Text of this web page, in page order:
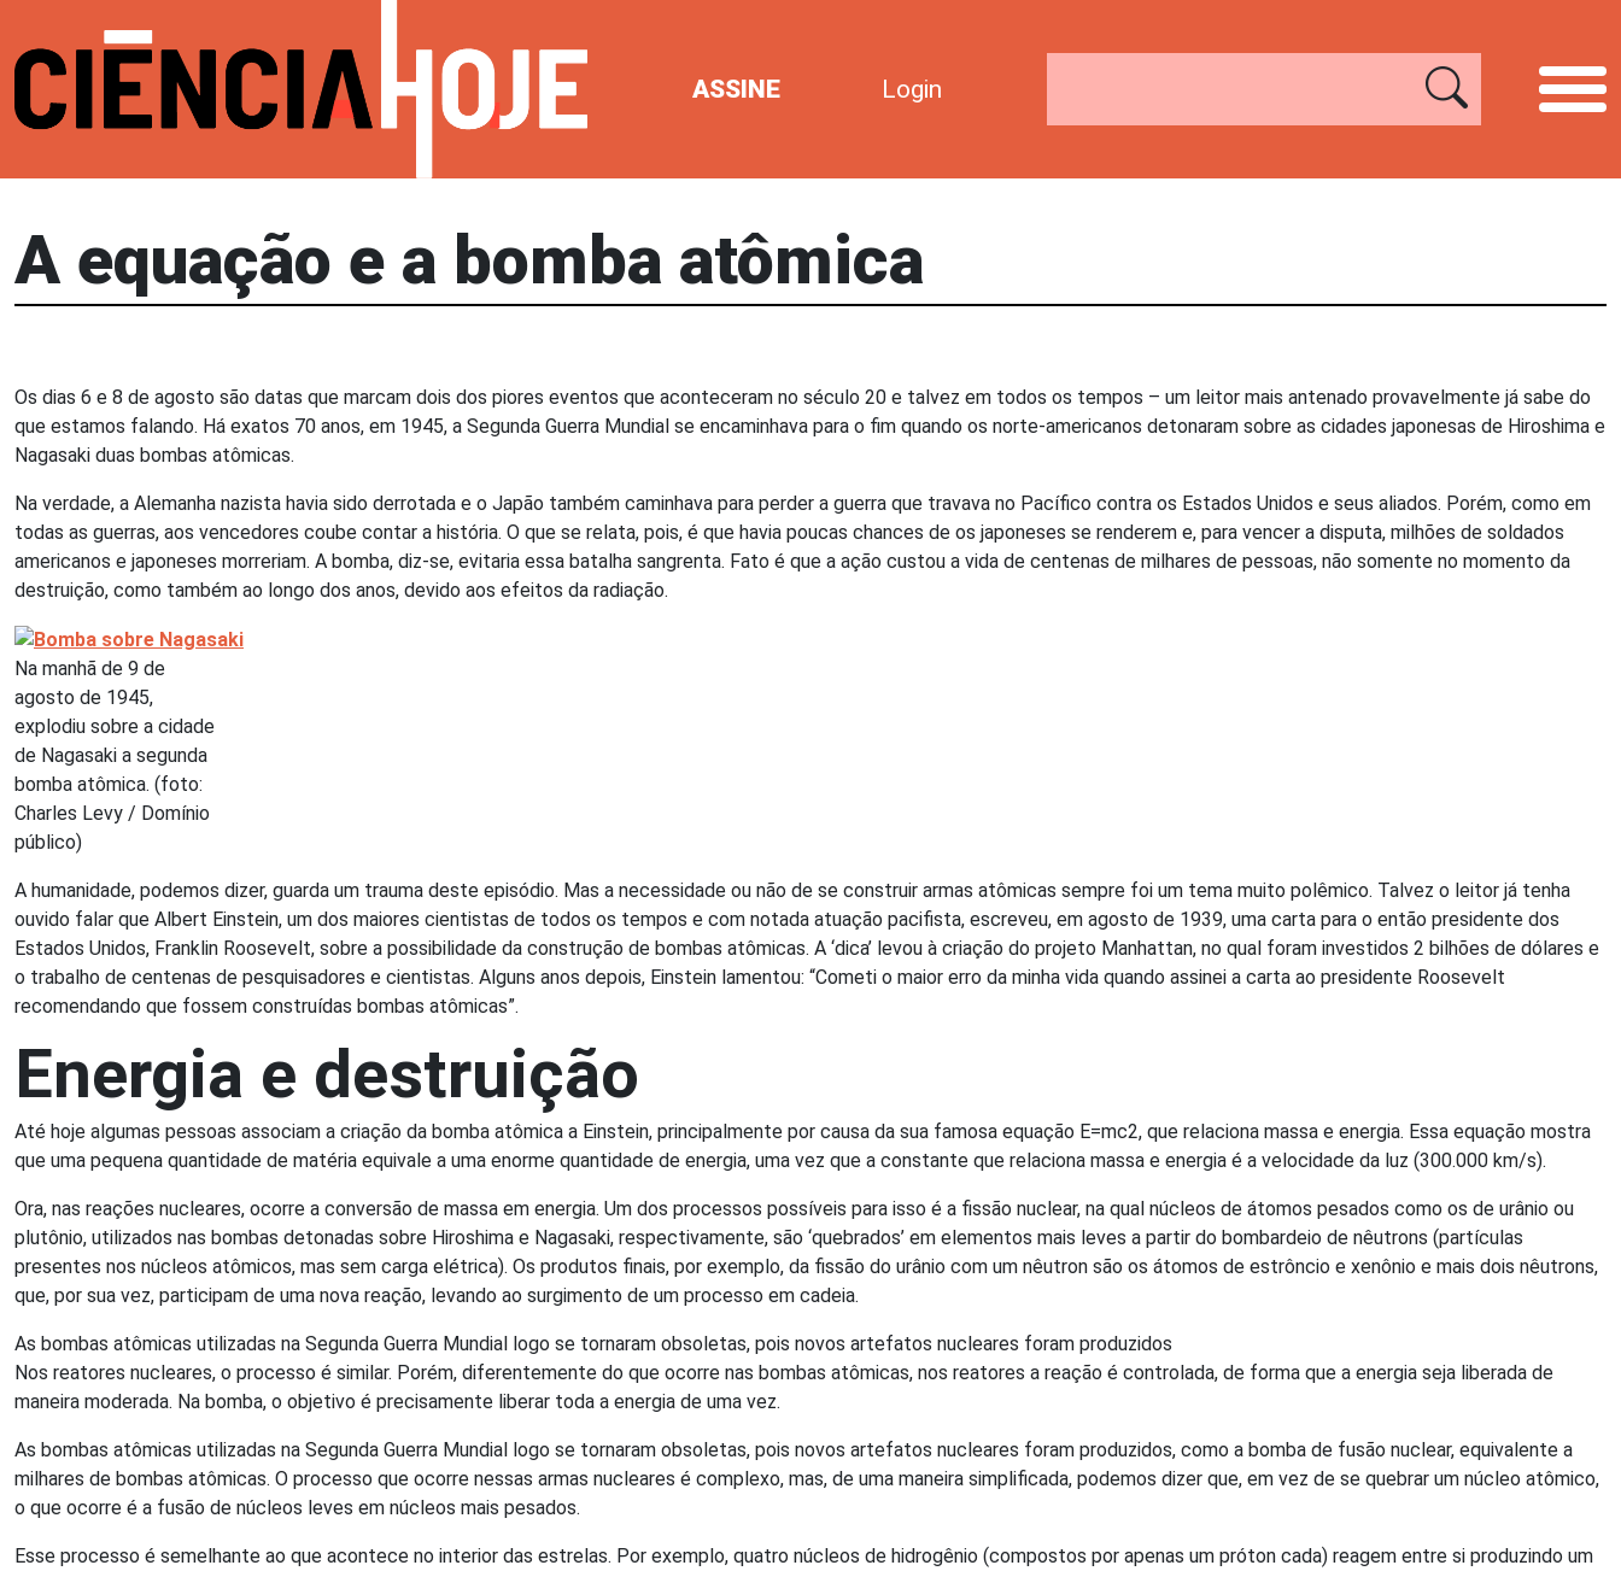
ASSINE Login
A equação e a bomba atômica
Os dias 6 e 8 de agosto são datas que marcam dois dos piores eventos que aconteceram no século 20 e talvez em todos os tempos – um leitor mais antenado provavelmente já sabe do
que estamos falando. Há exatos 70 anos, em 1945, a Segunda Guerra Mundial se encaminhava para o fim quando os norte-americanos detonaram sobre as cidades japonesas de Hiroshima e
Nagasaki duas bombas atômicas.
Na verdade, a Alemanha nazista havia sido derrotada e o Japão também caminhava para perder a guerra que travava no Pacífico contra os Estados Unidos e seus aliados. Porém, como em
todas as guerras, aos vencedores coube contar a história. O que se relata, pois, é que havia poucas chances de os japoneses se renderem e, para vencer a disputa, milhões de soldados
americanos e japoneses morreriam. A bomba, diz-se, evitaria essa batalha sangrenta. Fato é que a ação custou a vida de centenas de milhares de pessoas, não somente no momento da
destruição, como também ao longo dos anos, devido aos efeitos da radiação.
Na manhã de 9 de
agosto de 1945,
explodiu sobre a cidade
de Nagasaki a segunda
bomba atômica. (foto:
Charles Levy / Domínio
público)
A humanidade, podemos dizer, guarda um trauma deste episódio. Mas a necessidade ou não de se construir armas atômicas sempre foi um tema muito polêmico. Talvez o leitor já tenha
ouvido falar que Albert Einstein, um dos maiores cientistas de todos os tempos e com notada atuação pacifista, escreveu, em agosto de 1939, uma carta para o então presidente dos
Estados Unidos, Franklin Roosevelt, sobre a possibilidade da construção de bombas atômicas. A ‘dica’ levou à criação do projeto Manhattan, no qual foram investidos 2 bilhões de dólares e
o trabalho de centenas de pesquisadores e cientistas. Alguns anos depois, Einstein lamentou: “Cometi o maior erro da minha vida quando assinei a carta ao presidente Roosevelt
recomendando que fossem construídas bombas atômicas”.
Energia e destruição
Até hoje algumas pessoas associam a criação da bomba atômica a Einstein, principalmente por causa da sua famosa equação E=mc2, que relaciona massa e energia. Essa equação mostra
que uma pequena quantidade de matéria equivale a uma enorme quantidade de energia, uma vez que a constante que relaciona massa e energia é a velocidade da luz (300.000 km/s).
Ora, nas reações nucleares, ocorre a conversão de massa em energia. Um dos processos possíveis para isso é a fissão nuclear, na qual núcleos de átomos pesados como os de urânio ou
plutônio, utilizados nas bombas detonadas sobre Hiroshima e Nagasaki, respectivamente, são ‘quebrados’ em elementos mais leves a partir do bombardeio de nêutrons (partículas
presentes nos núcleos atômicos, mas sem carga elétrica). Os produtos finais, por exemplo, da fissão do urânio com um nêutron são os átomos de estrôncio e xenônio e mais dois nêutrons,
que, por sua vez, participam de uma nova reação, levando ao surgimento de um processo em cadeia.
As bombas atômicas utilizadas na Segunda Guerra Mundial logo se tornaram obsoletas, pois novos artefatos nucleares foram produzidos
Nos reatores nucleares, o processo é similar. Porém, diferentemente do que ocorre nas bombas atômicas, nos reatores a reação é controlada, de forma que a energia seja liberada de
maneira moderada. Na bomba, o objetivo é precisamente liberar toda a energia de uma vez.
As bombas atômicas utilizadas na Segunda Guerra Mundial logo se tornaram obsoletas, pois novos artefatos nucleares foram produzidos, como a bomba de fusão nuclear, equivalente a
milhares de bombas atômicas. O processo que ocorre nessas armas nucleares é complexo, mas, de uma maneira simplificada, podemos dizer que, em vez de se quebrar um núcleo atômico,
o que ocorre é a fusão de núcleos leves em núcleos mais pesados.
Esse processo é semelhante ao que acontece no interior das estrelas. Por exemplo, quatro núcleos de hidrogênio (compostos por apenas um próton cada) reagem entre si produzindo um